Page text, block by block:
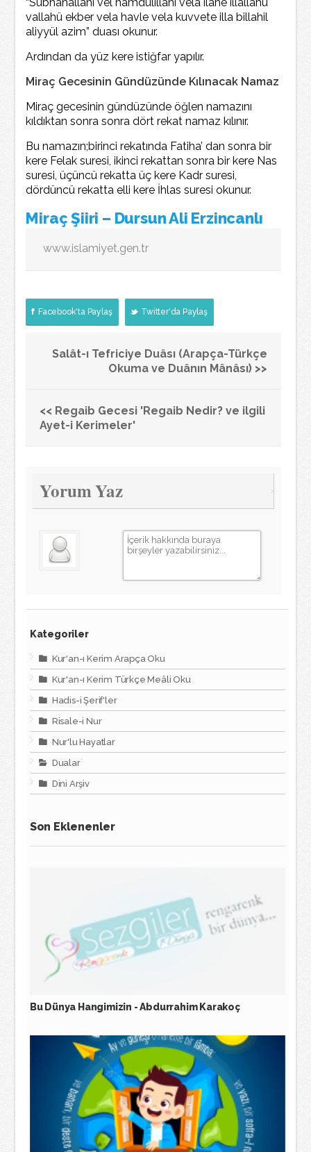
vallahü ekber vela havle vela kuvvete illa billahil
aliyyül azim” duası okunur.
Ardından da yüz kere istiğfar yapılır.
Miraç Gecesinin Gündüzünde Kılınacak Namaz
Miraç gecesinin gündüzünde öğlen namazını
kıldıktan sonra sonra dört rekat namaz kılınır.
Bu namazın;birinci rekatında Fatiha’ dan sonra bir
kere Felak suresi, ikinci rekattan sonra bir kere Nas
suresi, üçüncü rekatta üç kere Kadr suresi,
dördüncü rekatta elli kere İhlas suresi okunur.
Miraç Şiiri – Dursun Ali Erzincanlı
www.islamiyet.gen.tr
Facebook'ta Paylaş Twitter'da Paylaş
Salât-ı Tefriciye Duâsı (Arapça-Türkçe
Okuma ve Duânın Mânâsı) >>
<< Regaib Gecesi 'Regaib Nedir? ve ilgili
Ayet-i Kerimeler'
Yorum Yaz
Kategoriler
Kur'an-ı Kerim Arapça Oku
Kur'an-ı Kerim Türkçe Meâli Oku
Hadis-i Şerif'ler
Risale-i Nur
Nur'lu Hayatlar
Dualar
Dini Arşiv
Son Eklenenler
Bu Dünya Hangimizin - Abdurrahim Karakoç